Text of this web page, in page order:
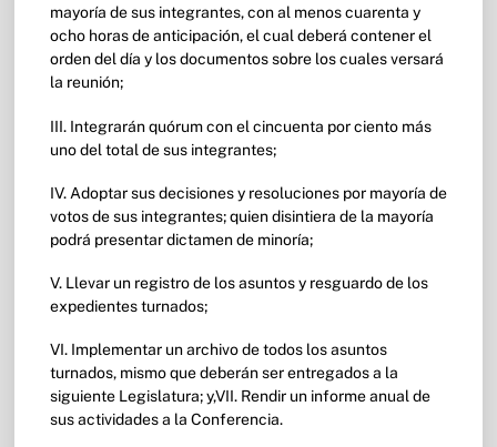
mayoría de sus integrantes, con al menos cuarenta y
ocho horas de anticipación, el cual deberá contener el
orden del día y los documentos sobre los cuales versará
la reunión;
III. Integrarán quórum con el cincuenta por ciento más
uno del total de sus integrantes;
IV. Adoptar sus decisiones y resoluciones por mayoría de
votos de sus integrantes; quien disintiera de la mayoría
podrá presentar dictamen de minoría;
V. Llevar un registro de los asuntos y resguardo de los
expedientes turnados;
VI. Implementar un archivo de todos los asuntos
turnados, mismo que deberán ser entregados a la
siguiente Legislatura; y,VII. Rendir un informe anual de
sus actividades a la Conferencia.